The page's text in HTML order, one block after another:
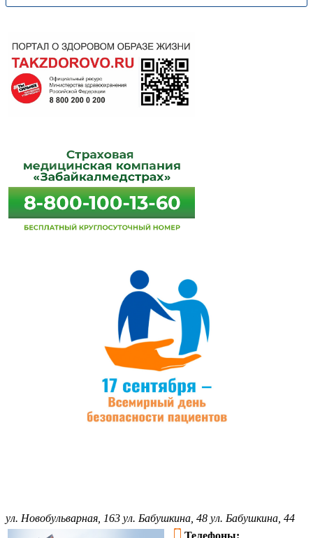
ул. Новобульварная, 163 ул. Бабушкина, 48 ул. Бабушкина, 44